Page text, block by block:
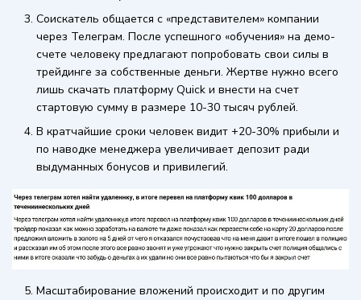
Соискатель общается с «представителем» компании
через Телеграм. После успешного «обучения» на демо-
счете человеку предлагают попробовать свои силы в
трейдинге за собственные деньги. Жертве нужно всего
лишь скачать платформу Quick и внести на счет
стартовую сумму в размере 10-30 тысяч рублей.
В кратчайшие сроки человек видит +20-30% прибыли и
по наводке менеджера увеличивает депозит ради
выдуманных бонусов и привилегий.
Масштабирование вложений происходит и по другим